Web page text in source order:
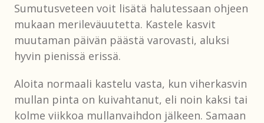
Sumutusveteen voit lisätä halutessaan ohjeen
mukaan merileväuutetta. Kastele kasvit
muutaman päivän päästä varovasti, aluksi
hyvin pienissä erissä.
Aloita normaali kastelu vasta, kun viherkasvin
mullan pinta on kuivahtanut, eli noin kaksi tai
kolme viikkoa mullanvaihdon jälkeen. Samaan